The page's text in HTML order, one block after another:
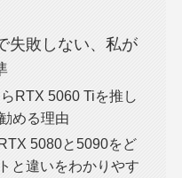
失敗しない、私が
RTX 5060 Tiを推し
める理由
5080と5090をど
と違いをわかりやす